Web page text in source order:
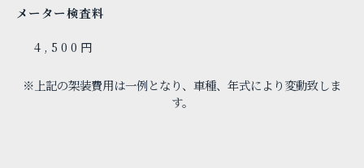
メーター検査料
4,500円
※上記の架装費用は一例となり、車種、年式により変動致しま
す。